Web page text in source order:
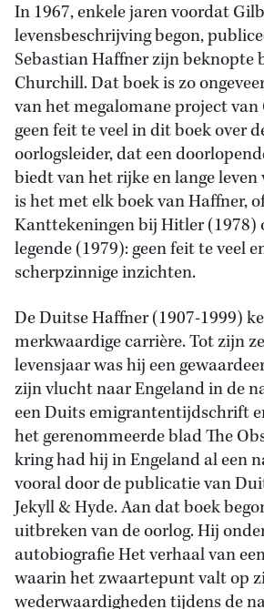
In 1967, enkele jaren voordat
levensbeschrijving begon,
Sebastian Haffner zijn beknopte
Churchill. Dat boek is zo
van het megalomane project
geen feit te veel in dit boek over
oorlogsleider, dat een
biedt van het rijke en lange
is het met elk boek van Haffner,
Kanttekeningen bij Hitler (1978)
legende (1979): geen feit te veel
scherpzinnige inzichten.
De Duitse Haffner (1907-1999)
merkwaardige carrière. Tot zijn
levensjaar was hij een
zijn vlucht naar Engeland in de
een Duits emigrantentijdschrift
het gerenommeerde blad The
kring had hij in Engeland al een
vooral door de publicatie van
Jekyll & Hyde. Aan dat boek
uitbreken van de oorlog. Hij
autobiografie Het verhaal van
waarin het zwaartepunt valt op
wederwaardigheden tijdens de